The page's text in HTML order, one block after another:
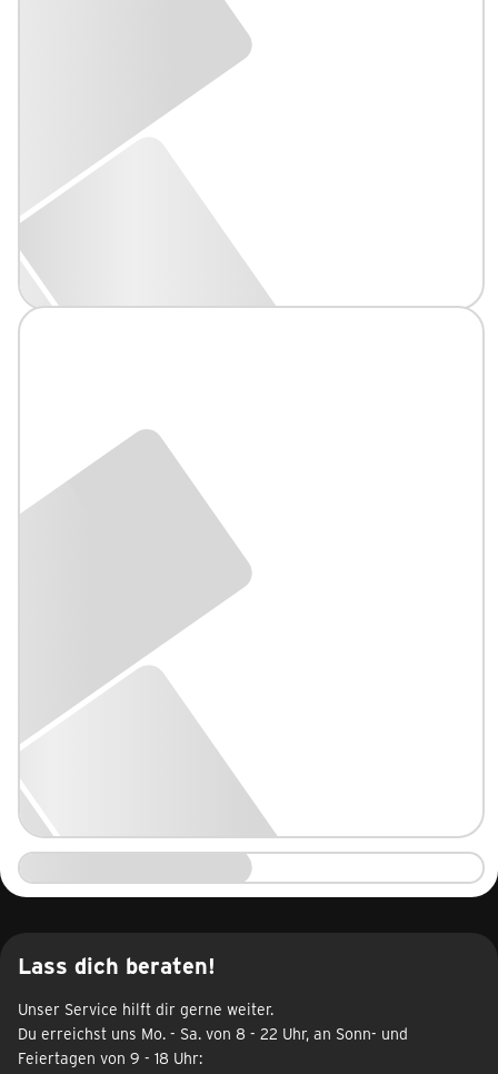
Lass dich beraten!
Unser Service hilft dir gerne weiter.
Du erreichst uns Mo. - Sa. von 8 - 22 Uhr, an Sonn- und
Feiertagen von 9 - 18 Uhr: